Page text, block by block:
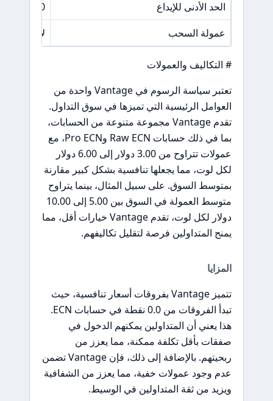
الحد الأدنى للإيداع
50 دولار
عمولة السحب
لا توجد
# التكاليف والعمولات
تعتبر سياسة الرسوم في Vantage واحدة من
العوامل الرئيسية التي تميزها في سوق التداول.
تقدم Vantage مجموعة متنوعة من الحسابات،
بما في ذلك حسابات Raw ECN وPro ECN، مع
عمولات تتراوح من 3.00 دولار إلى 6.00 دولار
لكل لوت، مما يجعلها تنافسية بشكل كبير مقارنة
بمتوسط السوق. على سبيل المثال، بينما يتراوح
متوسط العمولة في السوق بين 5.00 إلى 10.00
دولار لكل لوت، تقدم Vantage خيارات أقل، مما
يمنح المتداولين فرصة لتقليل تكاليفهم.
المزايا
تتميز Vantage بفروقات أسعار تنافسية، حيث
تبدأ الفروقات من 0.0 نقطة في حسابات ECN.
هذا يعني أن المتداولين يمكنهم الدخول في
صفقات بأقل تكلفة ممكنة، مما يعزز من
ربحيتهم. بالإضافة إلى ذلك، فإن Vantage تضمن
عدم وجود عمولات خفية، مما يعزز من الشفافية
ويزيد من ثقة المتداولين في الوسيط.